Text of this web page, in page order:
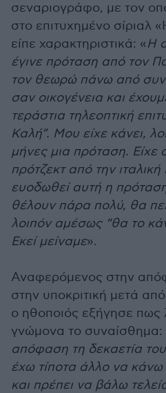
σεναριογράφο, με τον
στο επιτυχημένο
είπε χαρακτηριστικά: «Η
έγινε πρόταση από τον
τον θεωρώ πάνω από
σαν οικογένεια και
τεράστια τηλεοπτική
Καλή”. Μου είχε κάνει,
μήνες μια πρόταση. Είχε
πρότζεκτ από την
ευοδωθεί αυτή η
θέλουν πάρα πολύ, θα
λοιπόν αμέσως “θα το
Εκεί μείναμε».
Αναφερόμενος στην
στην υποκριτική μετά
ο ηθοποιός εξήγησε πως
γνώμονα το συναίσθημα:
απόφαση τη δεκαετία
έχω τίποτα άλλο να
και πρέπει να βάλω